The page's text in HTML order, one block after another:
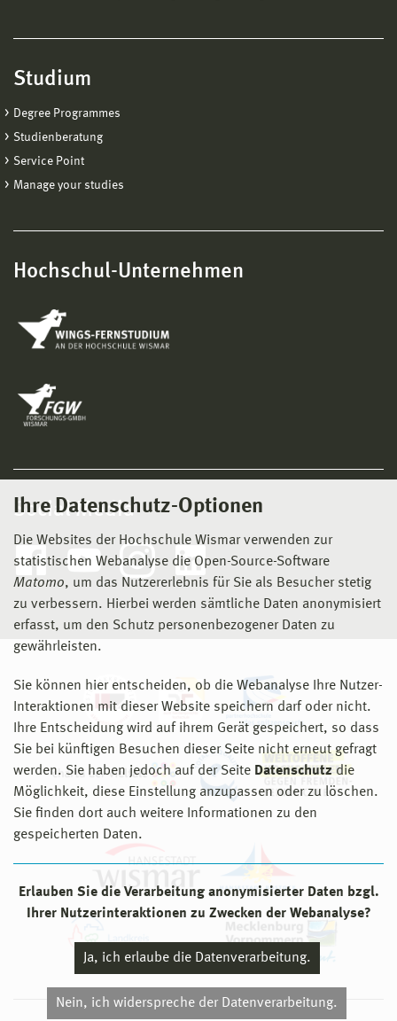
Ihre Datenschutz-Optionen
Die Websites der Hochschule Wismar verwenden zur
statistischen Webanalyse die Open-Source-Software
Matomo, um das Nutzererlebnis für Sie als Besucher stetig
zu verbessern. Hierbei werden sämtliche Daten anonymisiert
erfasst, um den Schutz personenbezogener Daten zu
gewährleisten.
Sie können hier entscheiden, ob die Webanalyse Ihre Nutzer-
Interaktionen mit dieser Website speichern darf oder nicht.
Ihre Entscheidung wird auf ihrem Gerät gespeichert, so dass
Sie bei künftigen Besuchen dieser Seite nicht erneut gefragt
werden. Sie haben jedoch auf der Seite Datenschutz die
Möglichkeit, diese Einstellung anzupassen oder zu löschen.
Sie finden dort auch weitere Informationen zu den
gespeicherten Daten.
Erlauben Sie die Verarbeitung anonymisierter Daten bzgl.
Ihrer Nutzerinteraktionen zu Zwecken der Webanalyse?
Ja, ich erlaube die Datenverarbeitung.
Nein, ich widerspreche der Datenverarbeitung.
Studium
Degree Programmes
Studienberatung
Service Point
Manage your studies
Hochschul-Unternehmen
Social Media